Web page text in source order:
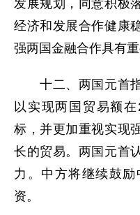
发展规划，同意积极
经济和发展合作健康
强两国金融合作具有重
十二、两国元首指
以实现两国贸易额
标，并更加重视实现
长的贸易。两国元首
力。中方将继续鼓
资。